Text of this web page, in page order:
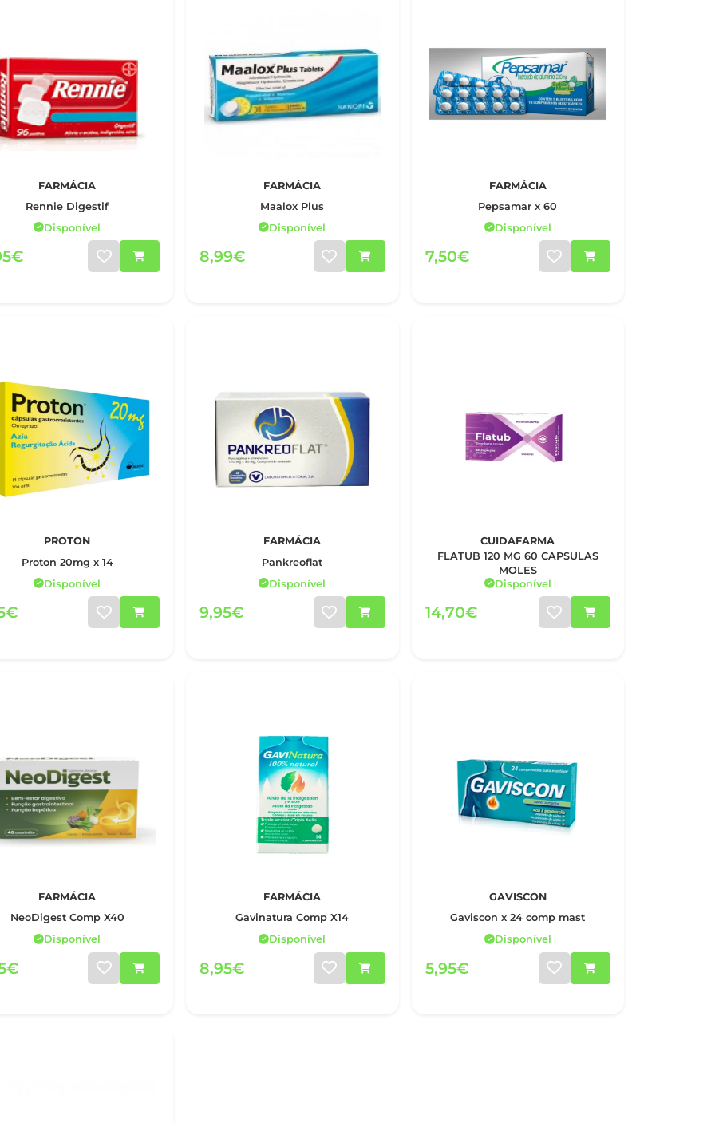
FARMÁCIA
Rennie Digestif
Disponível
FARMÁCIA
Maalox Plus
Disponível
8,99€
FARMÁCIA
Pepsamar x 60
Disponível
7,50€
PROTON
Proton 20mg x 14
Disponível
FARMÁCIA
Pankreoflat
Disponível
9,95€
CUIDAFARMA
FLATUB 120 MG 60 CAPSULAS
MOLES
Disponível
14,70€
FARMÁCIA
NeoDigest Comp X40
Disponível
FARMÁCIA
Gavinatura Comp X14
Disponível
8,95€
GAVISCON
Gaviscon x 24 comp mast
Disponível
5,95€